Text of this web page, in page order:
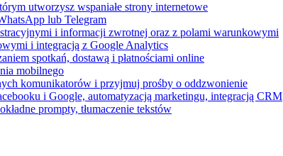
utworzysz wspaniałe strony internetowe
lub Telegram
i informacji zwrotnej oraz z polami warunkowymi
i integracją z Google Analytics
spotkań, dostawą i płatnościami online
mobilnego
komunikatorów i przyjmuj prośby o oddzwonienie
i Google, automatyzacją marketingu, integracją CRM
prompty, tłumaczenie tekstów